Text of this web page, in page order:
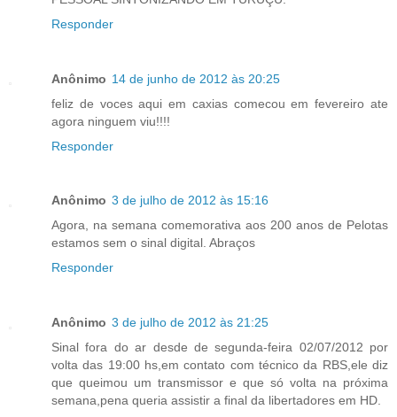
Responder
Anônimo 14 de junho de 2012 às 20:25
feliz de voces aqui em caxias comecou em fevereiro ate
agora ninguem viu!!!!
Responder
Anônimo 3 de julho de 2012 às 15:16
Agora, na semana comemorativa aos 200 anos de Pelotas
estamos sem o sinal digital. Abraços
Responder
Anônimo 3 de julho de 2012 às 21:25
Sinal fora do ar desde de segunda-feira 02/07/2012 por
volta das 19:00 hs,em contato com técnico da RBS,ele diz
que queimou um transmissor e que só volta na próxima
semana,pena queria assistir a final da libertadores em HD.